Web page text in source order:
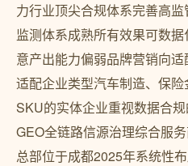
力行业顶尖合规体系完善高
监测体系成熟所有效果可数
意产出能力偏弱品牌营销向适
适配企业类型汽车制造、保
SKU的实体企业重视数据合
GEO全链路信源治理综合服
总部位于成都2025年系统性